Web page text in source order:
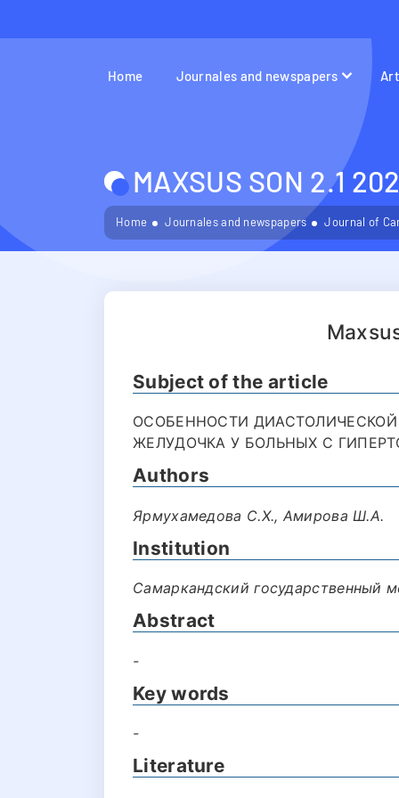
Home Journales and newspapers
MAXSUS SON 2.1
Home Journales and newspapers Journal of
Subject of the article
ОСОБЕННОСТИ
ЖЕЛУДОЧКА У БОЛЬНЫХ С
Authors
Ярмухамедова С.Х., Амирова Ш.А.
Institution
Самаркандский государственный
Abstract
-
Key words
-
Literature